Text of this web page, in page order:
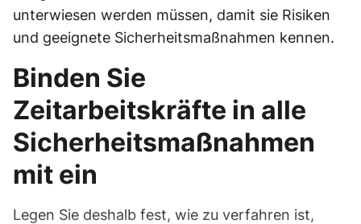
unterwiesen werden müssen, damit sie Risiken
und geeignete Sicherheitsmaßnahmen kennen.
Binden Sie
Zeitarbeitskräfte in alle
Sicherheitsmaßnahmen
mit ein
Legen Sie deshalb fest, wie zu verfahren ist,